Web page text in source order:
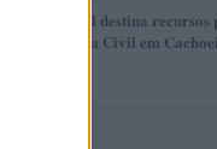
Grande do Sul destina recursos
a Defesa Civil em